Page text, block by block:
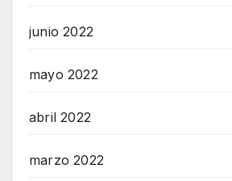
junio 2022
mayo 2022
abril 2022
marzo 2022